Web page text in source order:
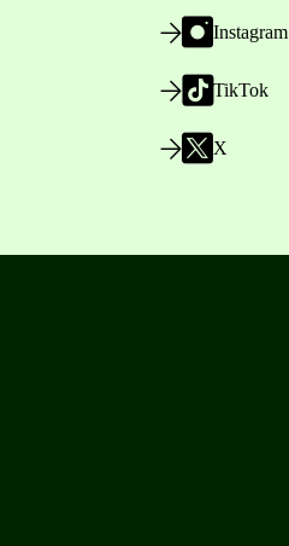
Instagram
TikTok
X